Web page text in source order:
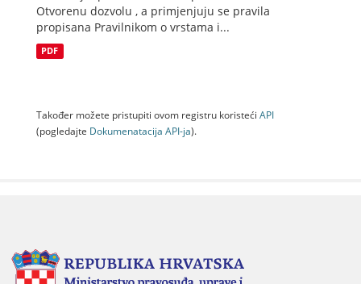
Otvorenu dozvolu , a primjenjuju se pravila
propisana Pravilnikom o vrstama i...
PDF
Također možete pristupiti ovom registru koristeći API
(pogledajte Dokumenаtаcijа API-jа).